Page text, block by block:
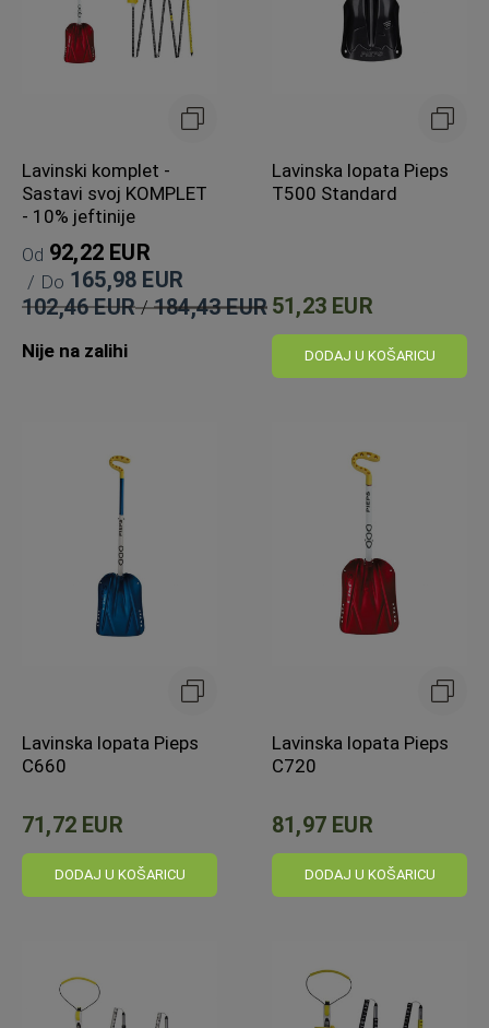
Lavinski komplet -
Sastavi svoj KOMPLET
- 10% jeftinije
Od 92,22 EUR
Do 165,98 EUR
cijena
102,46 EUR 184,43 EUR
Nije na zalihi
Lavinska lopata Pieps
T500 Standard
51,23 EUR
DODAJ U KOŠARICU
Lavinska lopata Pieps
C660
71,72 EUR
DODAJ U KOŠARICU
Lavinska lopata Pieps
C720
81,97 EUR
DODAJ U KOŠARICU